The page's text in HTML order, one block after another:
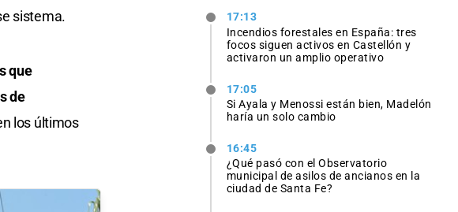
sistema.
que
de
los últimos
17:13
Incendios forestales en España: tres
focos siguen activos en Castellón y
activaron un amplio operativo
17:05
Si Ayala y Menossi están bien, Madelón
haría un solo cambio
16:45
¿Qué pasó con el Observatorio
municipal de asilos de ancianos en la
ciudad de Santa Fe?